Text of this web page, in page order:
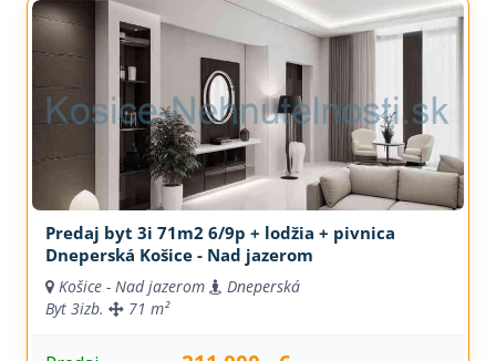
Predaj byt 3i 71m2 6/9p + lodžia + pivnica
Dneperská Košice - Nad jazerom
Košice - Nad jazerom
Dneperská
Byt 3izb. 71 m²